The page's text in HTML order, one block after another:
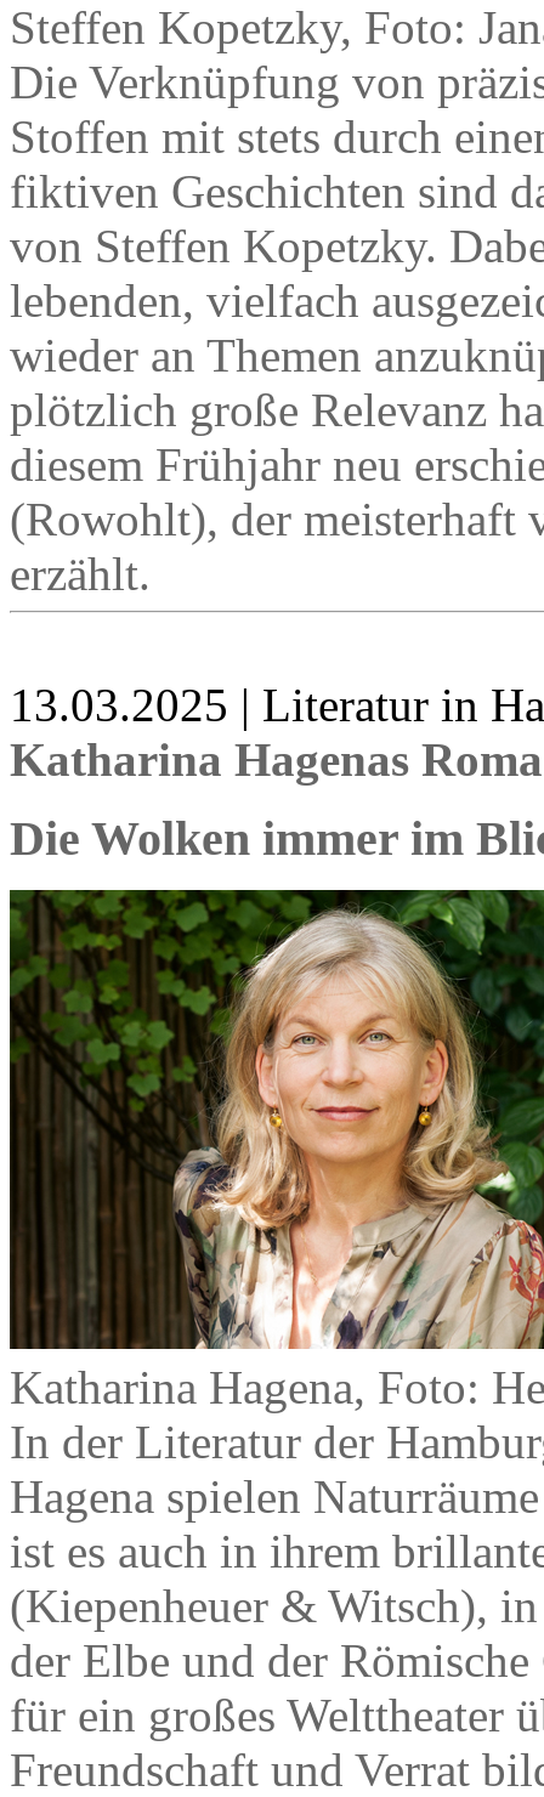
Steffen Kopetzky, Foto:
Die Verknüpfung von
Stoffen mit stets durch
fiktiven Geschichten sind
von Steffen Kopetzky.
lebenden, vielfach
wieder an Themen
plötzlich große Relevanz
diesem Frühjahr neu
(Rowohlt), der meisterhaft
erzählt.
13.03.2025 | Literatur in
Katharina Hagenas
Die Wolken immer im
Katharina Hagena, Foto:
In der Literatur der
Hagena spielen
ist es auch in ihrem
(Kiepenheuer & Witsch),
der Elbe und der
für ein großes Welttheater
Freundschaft und Verrat